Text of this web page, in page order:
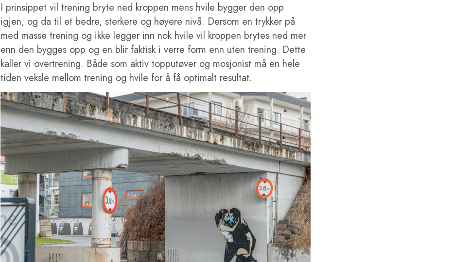
I prinsippet vil trening bryte ned kroppen mens hvile bygger den opp
igjen, og da til et bedre, sterkere og høyere nivå. Dersom en trykker på
med masse trening og ikke legger inn nok hvile vil kroppen brytes ned mer
enn den bygges opp og en blir faktisk i verre form enn uten trening. Dette
kaller vi overtrening. Både som aktiv topputøver og mosjonist må en hele
tiden veksle mellom trening og hvile for å få optimalt resultat.